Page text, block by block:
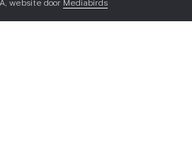
website door Mediabirds